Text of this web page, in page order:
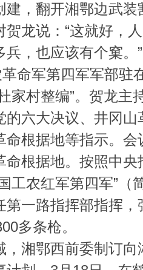
建，翻开湘鄂边武
贺龙说：“这就好，
，也应该有个窠。”
命军第四军军部驻
家村整编”。贺龙主
的六大决议、井冈
命根据地等指示。
命根据地。按照中
工农红军第四军”（
第一路指挥部指挥
多条枪。
，湘鄂西前委制订